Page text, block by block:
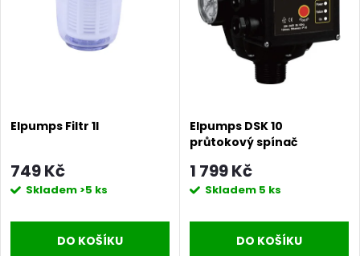
Elpumps Filtr 1l
749 Kč
Skladem >5 ks
DO KOŠÍKU
Elpumps DSK 10
průtokový spínač
1 799 Kč
Skladem 5 ks
DO KOŠÍKU